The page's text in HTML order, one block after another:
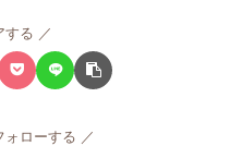
する
ォローする